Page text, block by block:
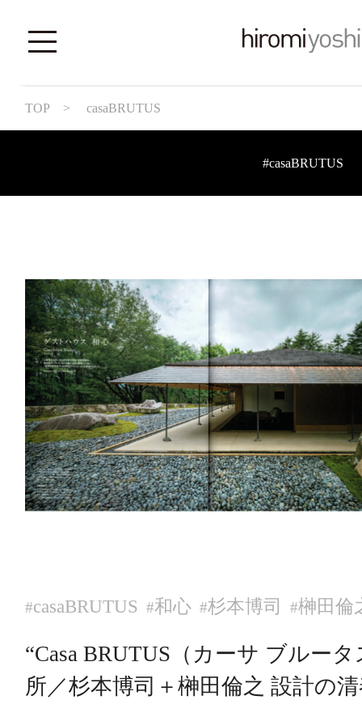
TOP > casaBRUTUS
#casaBRUTUS
#casaBRUTUS #和心 #杉本博司 #榊田倫
“Casa BRUTUS（カーサ ブルー
所／杉本博司＋榊田倫之 設計の